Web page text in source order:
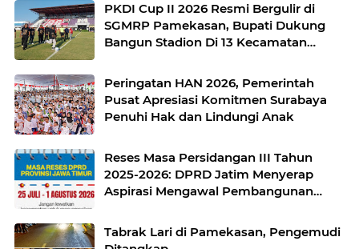
PKDI Cup II 2026 Resmi Bergulir di
SGMRP Pamekasan, Bupati Dukung
Bangun Stadion Di 13 Kecamatan
Peringatan HAN 2026, Pemerintah
Pusat Apresiasi Komitmen Surabaya
Penuhi Hak dan Lindungi Anak
Reses Masa Persidangan III Tahun
2025-2026: DPRD Jatim Menyerap
Aspirasi Mengawal Pembangunan
Tabrak Lari di Pamekasan, Pengemudi